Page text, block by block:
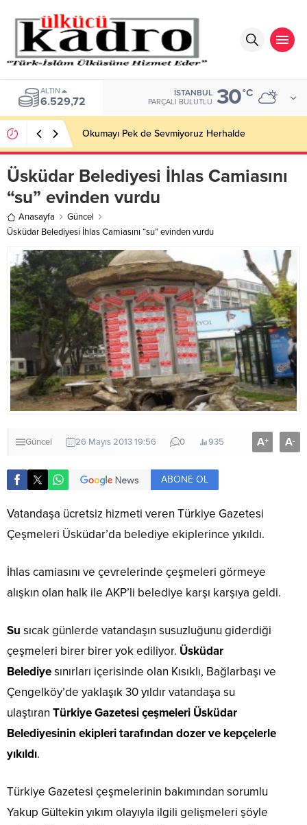
ALTIN
6.529,72
İSTANBUL
PARÇALI BULUTLU 30°C
Okumayı Pek de Sevmiyoruz Herhalde
Üsküdar Belediyesi İhlas Camiasını
“su” evinden vurdu
Anasayfa
Güncel
Üsküdar Belediyesi İhlas Camiasını “su” evinden vurdu
Güncel 26 Mayıs 2013 19:56 0 935 A+ A-
ABONE OL
Vatandaşa ücretsiz hizmeti veren Türkiye Gazetesi
Çeşmeleri Üsküdar’da belediye ekiplerince yıkıldı.
İhlas camiasını ve çevrelerinde çeşmeleri görmeye
alışkın olan halk ile AKP’li belediye karşı karşıya geldi.
Su sıcak günlerde vatandaşın susuzluğunu giderdiği
çeşmeleri birer birer yok ediliyor. Üsküdar
Belediyesınırları içerisinde olan Kısıklı, Bağlarbaşı ve
Çengelköy’de yaklaşık 30 yıldır vatandaşa su
ulaştıran Türkiye Gazetesi çeşmeleri Üsküdar
Belediyesinin ekipleri tarafından dozer ve kepçelerle
yıkıldı.
Türkiye Gazetesi çeşmelerinin bakımından sorumlu
Yakup Gültekin yıkım olayıyla ilgili gelişmeleri şöyle